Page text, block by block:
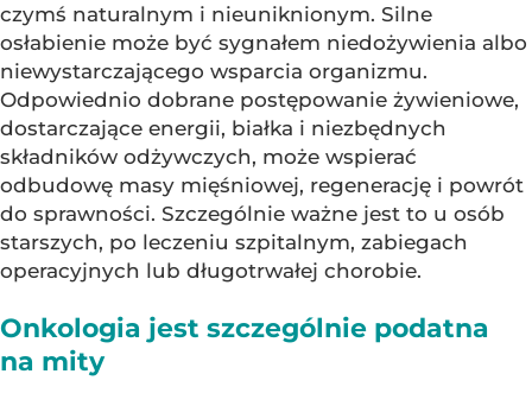
czymś naturalnym i nieuniknionym. Silne
osłabienie może być sygnałem niedożywienia albo
niewystarczającego wsparcia organizmu.
Odpowiednio dobrane postępowanie żywieniowe,
dostarczające energii, białka i niezbędnych
składników odżywczych, może wspierać
odbudowę masy mięśniowej, regenerację i powrót
do sprawności. Szczególnie ważne jest to u osób
starszych, po leczeniu szpitalnym, zabiegach
operacyjnych lub długotrwałej chorobie.
Onkologia jest szczególnie podatna
na mity